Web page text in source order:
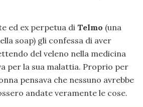
ed ex perpetua di Telmo (una
soap) gli confessa di aver
del veleno nella medicina
per la sua malattia. Proprio per
pensava che nessuno avrebbe
andate veramente le cose.